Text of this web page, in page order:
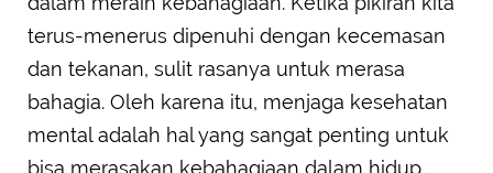
terus-menerus dipenuhi dengan kecemasan
dan tekanan, sulit rasanya untuk merasa
bahagia. Oleh karena itu, menjaga kesehatan
mental adalah hal yang sangat penting untuk